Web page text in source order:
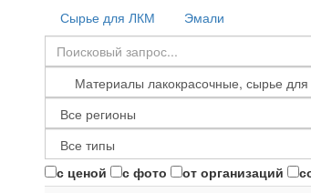
Сырье для ЛКМ
Эмали
с ценой с фото от организаций